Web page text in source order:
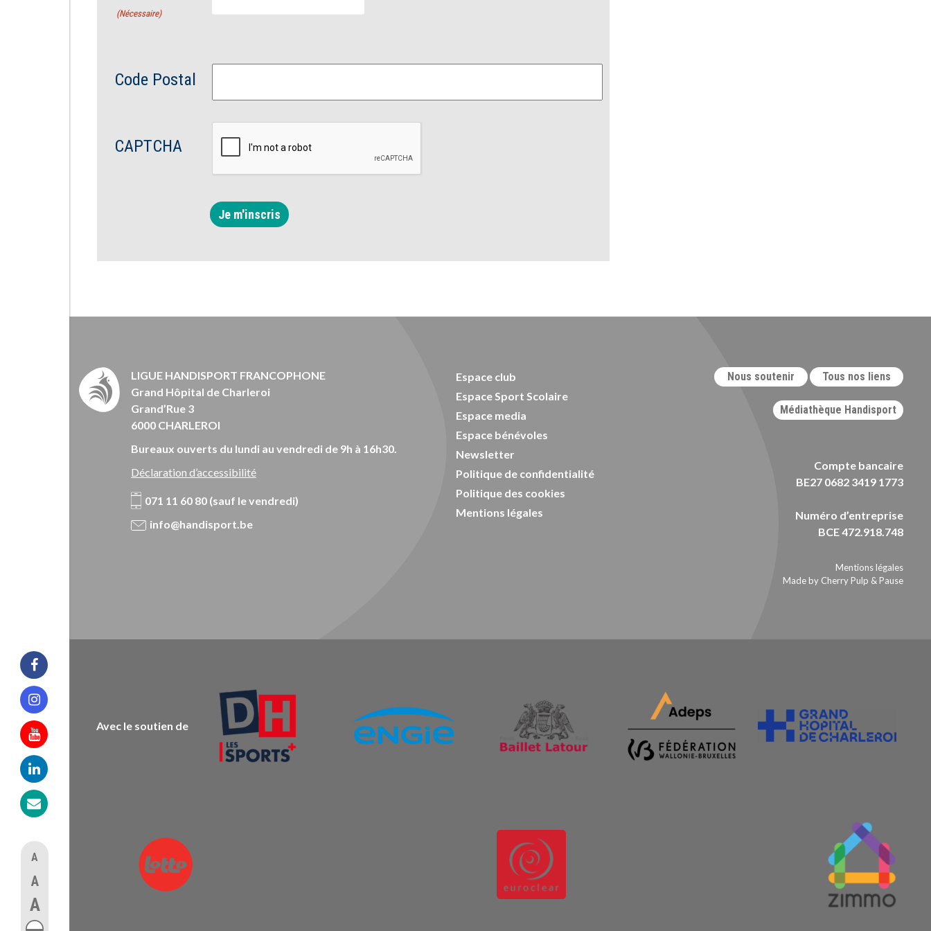
Facebook
Instagram
Youtube
Linkedin
A
A
A
(Nécessaire)
Code Postal
CAPTCHA
Je m'inscris
LIGUE HANDISPORT FRANCOPHONE
Grand Hôpital de Charleroi
Grand’Rue 3
6000 CHARLEROI
Bureaux ouverts du lundi au vendredi de 9h à 16h30.
Déclaration d’accessibilité
071 11 60 80 (sauf le vendredi)
info@handisport.be
Espace club
Espace Sport Scolaire
Espace media
Espace bénévoles
Newsletter
Politique de confidentialité
Politique des cookies
Mentions légales
Nous soutenir Tous nos liens
Médiathèque Handisport
Compte bancaire
BE27 0682 3419 1773
Numéro d’entreprise
BCE 472.918.748
Mentions légales
Made by Cherry Pulp & Pause
Avec le soutien de